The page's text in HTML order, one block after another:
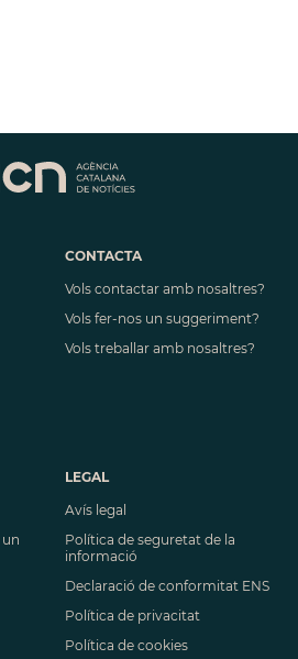
CONTACTA
Vols contactar amb nosaltres?
Vols fer-nos un suggeriment?
Vols treballar amb nosaltres?
LEGAL
Avís legal
Política de seguretat de la
informació
Declaració de conformitat ENS
Política de privacitat
Política de cookies